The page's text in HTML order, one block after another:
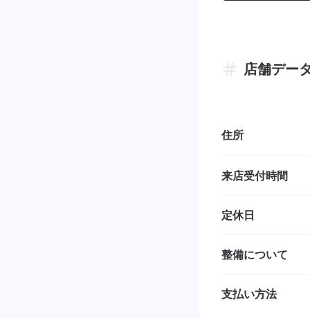
店舗デー
住所
来店受付時間
定休日
整備について
支払い方法